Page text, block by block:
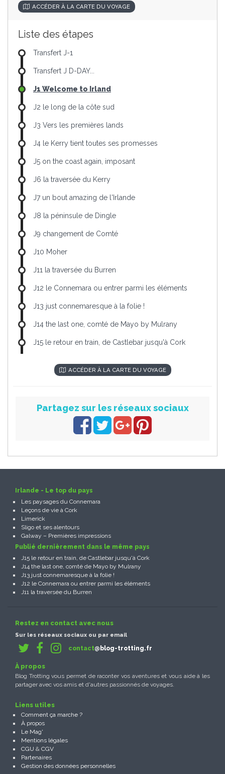
ACCÉDER À LA CARTE DU VOYAGE
Liste des étapes
Transfert J-1
Transfert J D-DAY...
J1 Welcome to Irland
J2 le long de la côte sud
J3 Vers les premières lands
J4 le Kerry tient toutes ses promesses
J5 on the coast again, imposant
J6 la traversée du Kerry
J7 un bout amazing de l'Irlande
J8 la péninsule de Dingle
J9 changement de Comté
J10 Moher
J11 la traversée du Burren
J12 le Connemara ou entrer parmi les éléments
J13 just connemaresque à la folie !
J14 the last one, comté de Mayo by Mulrany
J15 le retour en train, de Castlebar jusqu'à Cork
ACCÉDER À LA CARTE DU VOYAGE
Partagez sur les réseaux sociaux
Irlande - Le top du pays
Les paysages du Connemara
Leçons de vie à Cork
Limerick
Sligo et ses alentours
Galway – Premières impressions
Publié dernièrement dans le même pays
J15 le retour en train, de Castlebar jusqu'à Cork
J14 the last one, comté de Mayo by Mulrany
J13 just connemaresque à la folie !
J12 le Connemara ou entrer parmi les éléments
J11 la traversée du Burren
Restez en contact avec nous
Sur les réseaux sociaux ou par email
contact@blog-trotting.fr
À propos
Blog Trotting vous permet de raconter vos aventures et vous aide à les
partager avec vos amis et d'autres passionnés de voyages.
Liens utiles
Comment ça marche ?
À propos
Le Mag'
Mentions légales
CGU & CGV
Partenaires
Gestion des données personnelles